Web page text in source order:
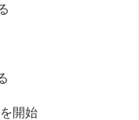
開始